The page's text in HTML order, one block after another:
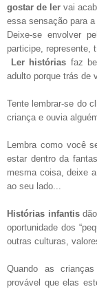
gostar de ler vai
essa sensação para a
Deixe-se envolver
participe, represente,
Ler histórias faz
adulto porque trás de
Tente lembrar-se do
criança e ouvia
Lembra como você
estar dentro da
mesma coisa, deixe
ao seu lado...
Histórias infantisdão
oportunidade dos
outras culturas,
Quando as
provável que elas